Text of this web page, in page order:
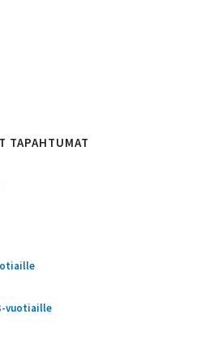
TAPAHTUMAT
vuotiaille